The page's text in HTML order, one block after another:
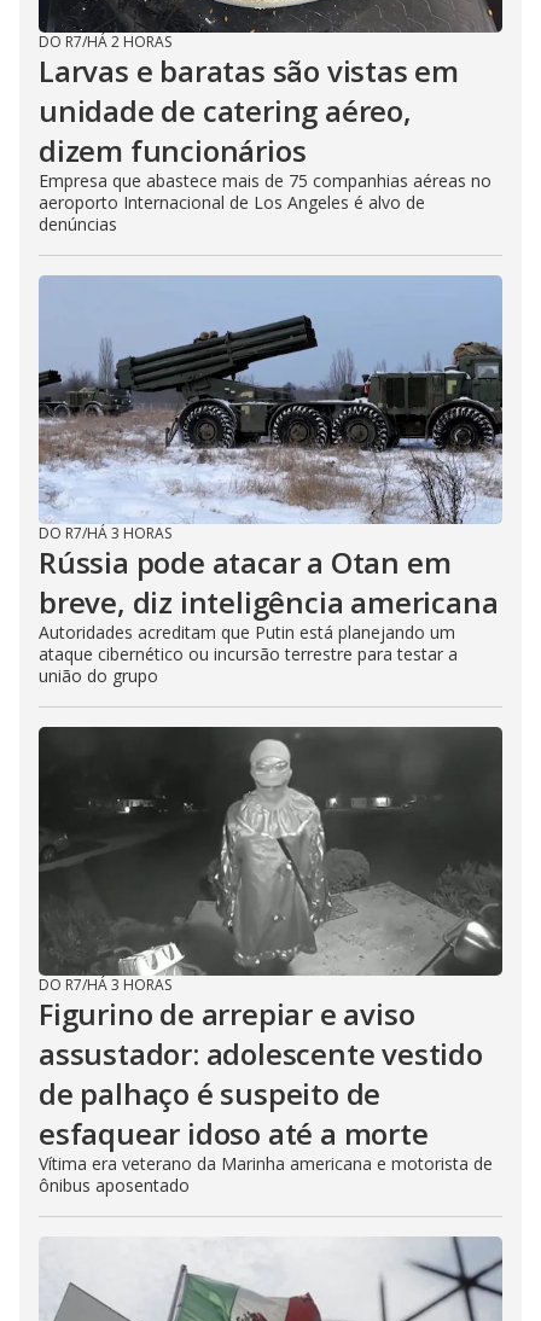
DO R7/HÁ 2 HORAS
Larvas e baratas são vistas em
unidade de catering aéreo,
dizem funcionários
Empresa que abastece mais de 75 companhias aéreas no
aeroporto Internacional de Los Angeles é alvo de
denúncias
DO R7/HÁ 3 HORAS
Rússia pode atacar a Otan em
breve, diz inteligência americana
Autoridades acreditam que Putin está planejando um
ataque cibernético ou incursão terrestre para testar a
união do grupo
DO R7/HÁ 3 HORAS
Figurino de arrepiar e aviso
assustador: adolescente vestido
de palhaço é suspeito de
esfaquear idoso até a morte
Vítima era veterano da Marinha americana e motorista de
ônibus aposentado